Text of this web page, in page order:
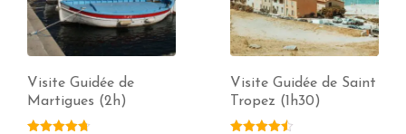
Visite Guidée de
Martigues (2h)
Visite Guidée de Saint
Tropez (1h30)